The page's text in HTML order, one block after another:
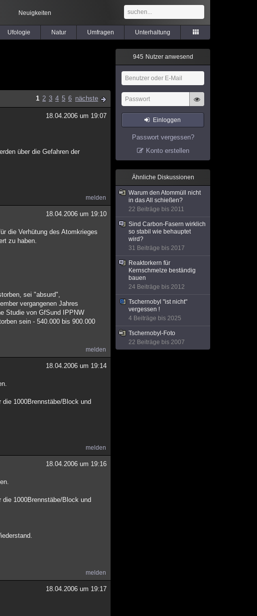
Neuigkeiten
Ufologie Natur Umfragen Unterhaltung
1 2 3 4 5 6 nächste
18.04.2006 um 19:07
über die Gefahren der
melden
18.04.2006 um 19:10
die Verhütung des Atomkrieges
zu haben.
sei "absurd",
vergangenen Jahres
Studie von GfSund IPPNW
sein - 540.000 bis 900.000
melden
18.04.2006 um 19:14
1000Brennstäbe/Block und
melden
18.04.2006 um 19:16
1000Brennstäbe/Block und
melden
18.04.2006 um 19:17
945 Nutzer anwesend
Einloggen
Passwort vergessen?
Konto erstellen
Ähnliche Diskussionen
Warum den Atommüll nicht
in das All schießen?
22 Beiträge bis 2011
Sind Carbon-Fasern wirklich
so stabil wie behauptet
wird?
31 Beiträge bis 2017
Reaktorkern für
Kernschmelze beständig
bauen
24 Beiträge bis 2012
Tschernobyl "ist nicht"
vergessen !
4 Beiträge bis 2025
Tschernobyl-Foto
22 Beiträge bis 2007